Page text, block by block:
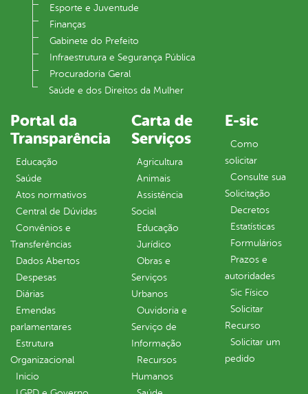
Esporte e Juventude
Finanças
Gabinete do Prefeito
Infraestrutura e Segurança Pública
Procuradoria Geral
Saúde e dos Direitos da Mulher
Portal da
Transparência
Educação
Saúde
Atos normativos
Central de Dúvidas
Convênios e
Transferências
Dados Abertos
Despesas
Diárias
Emendas
parlamentares
Estrutura
Organizacional
Inicio
Carta de
Serviços
Agricultura
Animais
Assistência
Social
Educação
Jurídico
Obras e
Serviços
Urbanos
Ouvidoria e
Serviço de
Informação
Recursos
Humanos
E-sic
Como
solicitar
Consulte sua
Solicitação
Decretos
Estatísticas
Formulários
Prazos e
autoridades
Sic Físico
Solicitar
Recurso
Solicitar um
pedido